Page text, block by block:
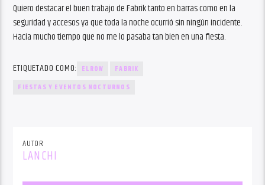
Quiero destacar el buen trabajo de Fabrik tanto en barras como en la
seguridad y accesos ya que toda la noche ocurrió sin ningún incidente.
Hacia mucho tiempo que no me lo pasaba tan bien en una fiesta.
ETIQUETADO COMO: ELROW
FABRIK
FIESTAS Y EVENTOS NOCTURNOS
AUTOR
LANCHI